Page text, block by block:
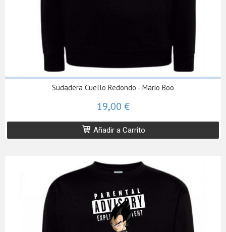
Sudadera Cuello Redondo - Mario Boo
19,00 €
Añadir a Carrito